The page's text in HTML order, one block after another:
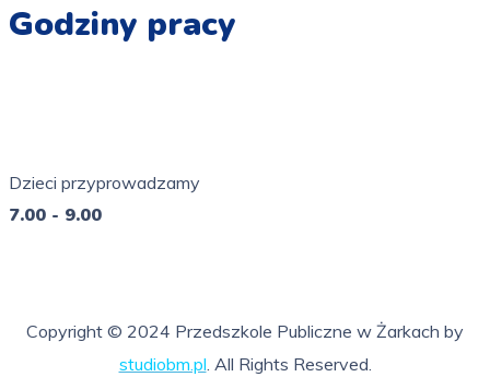
Godziny pracy
Dzieci przyprowadzamy
7.00 - 9.00
Copyright © 2024 Przedszkole Publiczne w Żarkach by
studiobm.pl . All Rights Reserved.